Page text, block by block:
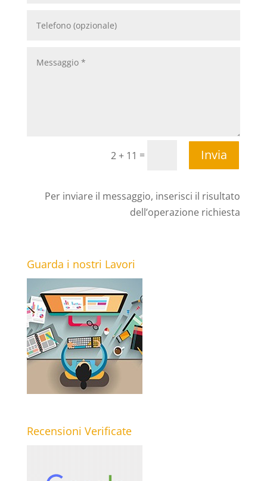
2 + 11 = Invia
Per inviare il messaggio, inserisci il risultato
dell’operazione richiesta
Guarda i nostri Lavori
Recensioni Verificate